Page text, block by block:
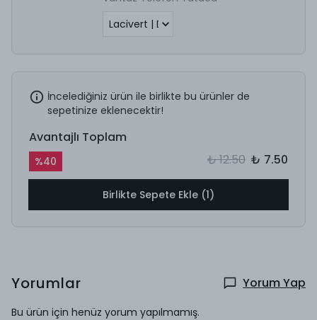
İncelediğiniz ürün ile birlikte bu ürünler de
sepetinize eklenecektir!
Avantajlı Toplam
%40 ₺ 12.50 ₺ 7.50
Birlikte Sepete Ekle (1)
Yorumlar Yorum Yap
Bu ürün için henüz yorum yapılmamış.